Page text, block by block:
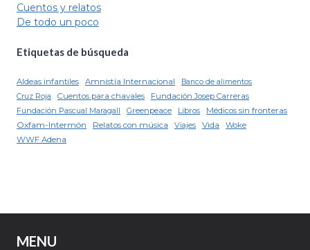
Cuentos y relatos
De todo un poco
Etiquetas de búsqueda
Aldeas infantiles Amnistía Internacional
Banco de alimentos
Cruz Roja
Cuentos para chavales
Fundación Josep Carreras
Fundación Pascual Maragall
Greenpeace Libros Médicos sin fronteras
Oxfam-Intermón Relatos con música Viajes Vida
Woke
WWF Adena
MENU